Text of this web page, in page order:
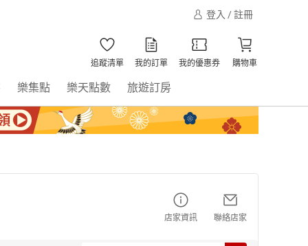
登入 / 註冊
追蹤清單 我的訂單 我的優惠券 購物車
樂集點 樂天點數 旅遊訂房
店家資訊 聯絡店家